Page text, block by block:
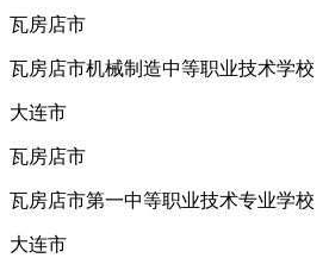
瓦房店市
瓦房店市机械制造中等职业技术学校
大连市
瓦房店市
瓦房店市第一中等职业技术专业学校
大连市